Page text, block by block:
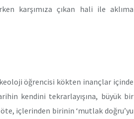
karşımıza çıkan hali ile aklıma
öğrencisi kökten inançlar içinde
kendini tekrarlayışına, büyük bir
içlerinden birinin ‘mutlak doğru’yu